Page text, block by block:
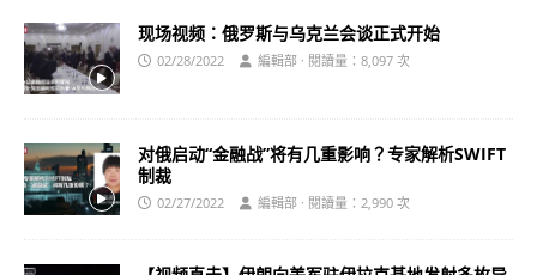
现场视频：俄罗斯与乌克兰会谈正式开始
02/28/2022 編輯部 · 閱讀量：8,097 次
对俄启动“金融战”将有几重影响？专家解析SWIFT
制裁
02/27/2022 編輯部 · 閱讀量：2,990 次